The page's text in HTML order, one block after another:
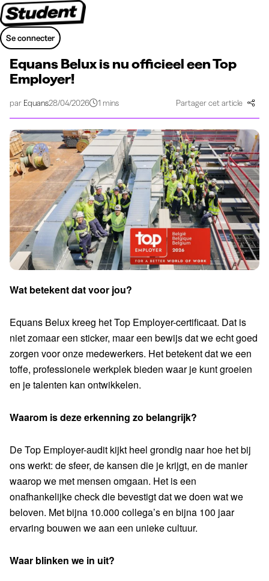
Se connecter
Equans Belux is nu officieel een Top
Employer!
par Equans28/04/2026 1 mins Partager cet article
Wat betekent dat voor jou?
Equans Belux kreeg het Top Employer-certificaat. Dat is
niet zomaar een sticker, maar een bewijs dat we echt goed
zorgen voor onze medewerkers. Het betekent dat we een
toffe, professionele werkplek bieden waar je kunt groeien
en je talenten kan ontwikkelen.
Waarom is deze erkenning zo belangrijk?
De Top Employer-audit kijkt heel grondig naar hoe het bij
ons werkt: de sfeer, de kansen die je krijgt, en de manier
waarop we met mensen omgaan. Het is een
onafhankelijke check die bevestigt dat we doen wat we
beloven. Met bijna 10.000 collega’s en bijna 100 jaar
ervaring bouwen we aan een unieke cultuur.
Waar blinken we in uit?